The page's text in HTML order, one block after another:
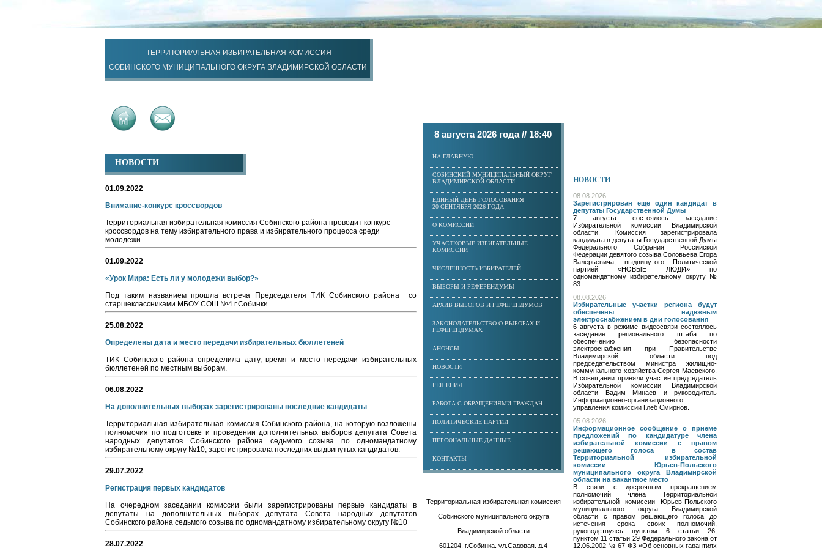
ТЕРРИТОРИАЛЬНАЯ ИЗБИРАТЕЛЬНАЯ КОМИССИЯ
СОБИНСКОГО МУНИЦИПАЛЬНОГО ОКРУГА ВЛАДИМИРСКОЙ ОБЛАСТИ
НОВОСТИ
01.09.2022
Внимание-конкурс кроссвордов
Территориальная избирательная комиссия Собинского района проводит конкурс
кроссвордов на тему избирательного права и избирательного процесса среди
молодежи
01.09.2022
«Урок Мира: Есть ли у молодежи выбор?»
Под таким названием прошла встреча Председателя ТИК Собинского района со
старшеклассниками МБОУ СОШ №4 г.Собинки.
25.08.2022
Определены дата и место передачи избирательных бюллетеней
ТИК Собинского района определила дату, время и место передачи избирательных
бюллетеней по местным выборам.
06.08.2022
На дополнительных выборах зарегистрированы последние кандидаты
Территориальная избирательная комиссия Собинского района, на которую возложены
полномочия по подготовке и проведении дополнительных выборов депутата Совета
народных депутатов Собинского района седьмого созыва по одномандатному
избирательному округу №10, зарегистрировала последних выдвинутых кандидатов.
29.07.2022
Регистрация первых кандидатов
На очередном заседании комиссии были зарегистрированы первые кандидаты в
депутаты на дополнительных выборах депутата Совета народных депутатов
Собинского района седьмого созыва по одномандатному избирательному округу №10
28.07.2022
8 августа 2026 года // 18:40
НА ГЛАВНУЮ
СОБИНСКИЙ МУНИЦИПАЛЬНЫЙ ОКРУГ
ВЛАДИМИРСКОЙ ОБЛАСТИ
ЕДИНЫЙ ДЕНЬ ГОЛОСОВАНИЯ
20 СЕНТЯБРЯ 2026 ГОДА
О КОМИССИИ
УЧАСТКОВЫЕ ИЗБИРАТЕЛЬНЫЕ
КОМИССИИ
ЧИСЛЕННОСТЬ ИЗБИРАТЕЛЕЙ
ВЫБОРЫ И РЕФЕРЕНДУМЫ
АРХИВ ВЫБОРОВ И РЕФЕРЕНДУМОВ
ЗАКОНОДАТЕЛЬСТВО О ВЫБОРАХ И
РЕФЕРЕНДУМАХ
АНОНСЫ
НОВОСТИ
РЕШЕНИЯ
РАБОТА С ОБРАЩЕНИЯМИ ГРАЖДАН
ПОЛИТИЧЕСКИЕ ПАРТИИ
ПЕРСОНАЛЬНЫЕ ДАННЫЕ
КОНТАКТЫ
Территориальная избирательная комиссия
Собинского муниципального округа
Владимирской области
601204, г.Собинка, ул.Садовая, д.4
НОВОСТИ
08.08.2026
Зарегистрирован еще один кандидат в
депутаты Государственной Думы
7 августа состоялось заседание
Избирательной комиссии Владимирской
области. Комиссия зарегистрировала
кандидата в депутаты Государственной Думы
Федерального Собрания Российской
Федерации девятого созыва Соловьева Егора
Валерьевича, выдвинутого Политической
партией «НОВЫЕ ЛЮДИ» по
одномандатному избирательному округу №
83.
08.08.2026
Избирательные участки региона будут
обеспечены надежным
электроснабжением в дни голосования
6 августа в режиме видеосвязи состоялось
заседание регионального штаба по
обеспечению безопасности
электроснабжения при Правительстве
Владимирской области под
председательством министра жилищно-
коммунального хозяйства Сергея Маевского.
В совещании приняли участие председатель
Избирательной комиссии Владимирской
области Вадим Минаев и руководитель
Информационно-организационного
управления комиссии Глеб Смирнов.
05.08.2026
Информационное сообщение о приеме
предложений по кандидатуре члена
избирательной комиссии с правом
решающего голоса в состав
Территориальной избирательной
комиссии Юрьев-Польского
муниципального округа Владимирской
области на вакантное место
В связи с досрочным прекращением
полномочий члена Территориальной
избирательной комиссии Юрьев-Польского
муниципального округа Владимирской
области с правом решающего голоса до
истечения срока своих полномочий,
руководствуясь пунктом 6 статьи 26,
пунктом 11 статьи 29 Федерального закона от
12.06.2002 № 67-ФЗ «Об основных гарантиях